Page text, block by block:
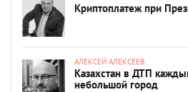
Криптоплатеж при
АЛЕКСЕЙ АЛЕКСЕЕВ
Казахстан в ДТП
небольшой город